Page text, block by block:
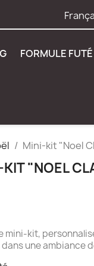
FORMULE
Mini-kit "Noel
"NOEL
mini-kit,
une ambiance